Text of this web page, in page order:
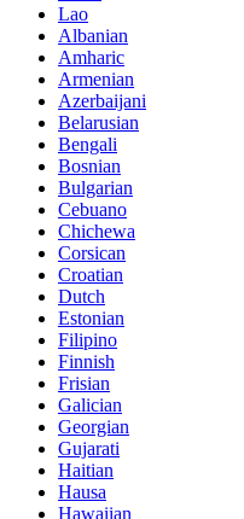
Lao
Albanian
Amharic
Armenian
Azerbaijani
Belarusian
Bengali
Bosnian
Bulgarian
Cebuano
Chichewa
Corsican
Croatian
Dutch
Estonian
Filipino
Finnish
Frisian
Galician
Georgian
Gujarati
Haitian
Hausa
Hawaiian